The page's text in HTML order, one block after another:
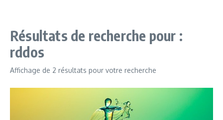
Résultats de recherche pour :
rddos
Affichage de 2 résultats pour votre recherche